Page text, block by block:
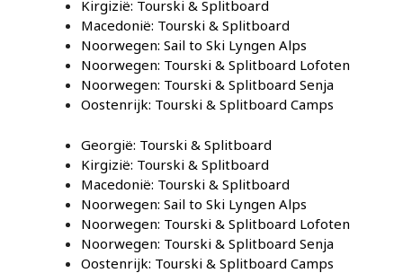
Kirgizië: Tourski & Splitboard
Macedonië: Tourski & Splitboard
Noorwegen: Sail to Ski Lyngen Alps
Noorwegen: Tourski & Splitboard Lofoten
Noorwegen: Tourski & Splitboard Senja
Oostenrijk: Tourski & Splitboard Camps
Georgië: Tourski & Splitboard
Kirgizië: Tourski & Splitboard
Macedonië: Tourski & Splitboard
Noorwegen: Sail to Ski Lyngen Alps
Noorwegen: Tourski & Splitboard Lofoten
Noorwegen: Tourski & Splitboard Senja
Oostenrijk: Tourski & Splitboard Camps